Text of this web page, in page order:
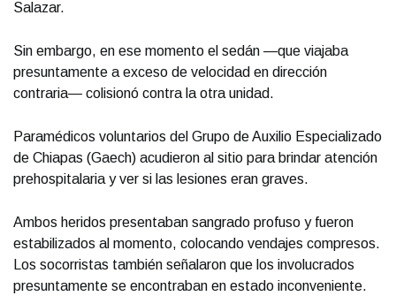
Salazar.
Sin embargo, en ese momento el sedán —que viajaba
presuntamente a exceso de velocidad en dirección
contraria— colisionó contra la otra unidad.
Paramédicos voluntarios del Grupo de Auxilio Especializado
de Chiapas (Gaech) acudieron al sitio para brindar atención
prehospitalaria y ver si las lesiones eran graves.
Ambos heridos presentaban sangrado profuso y fueron
estabilizados al momento, colocando vendajes compresos.
Los socorristas también señalaron que los involucrados
presuntamente se encontraban en estado inconveniente.